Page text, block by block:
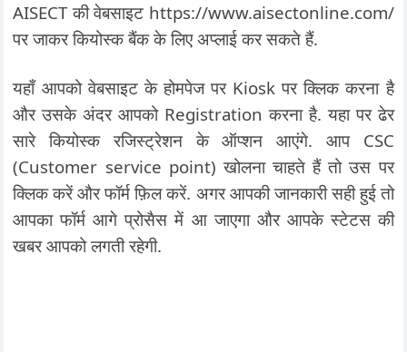
AISECT की वेबसाइट https://www.aisectonline.com/
पर जाकर कियोस्क बैंक के लिए अप्लाई कर सकते हैं.
यहाँ आपको वेबसाइट के होमपेज पर Kiosk पर क्लिक करना है
और उसके अंदर आपको Registration करना है. यहा पर ढेर
सारे कियोस्क रजिस्ट्रेशन के ऑप्शन आएंगे. आप CSC
(Customer service point) खोलना चाहते हैं तो उस पर
क्लिक करें और फॉर्म फ़िल करें. अगर आपकी जानकारी सही हुई तो
आपका फॉर्म आगे प्रोसैस में आ जाएगा और आपके स्टेटस की
खबर आपको लगती रहेगी.